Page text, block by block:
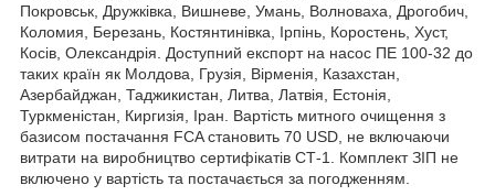
Покровськ, Дружківка, Вишневе, Умань, Волноваха, Дрогобич,
Коломия, Березань, Костянтинівка, Ірпінь, Коростень, Хуст,
Косів, Олександрія. Доступний експорт на насос ПЕ 100-32 до
таких країн як Молдова, Грузія, Вірменія, Казахстан,
Азербайджан, Таджикистан, Литва, Латвія, Естонія,
Туркменістан, Киргизія, Іран. Вартість митного очищення з
базисом постачання FCA становить 70 USD, не включаючи
витрати на виробництво сертифікатів СТ-1. Комплект ЗІП не
включено у вартість та постачається за погодженням.